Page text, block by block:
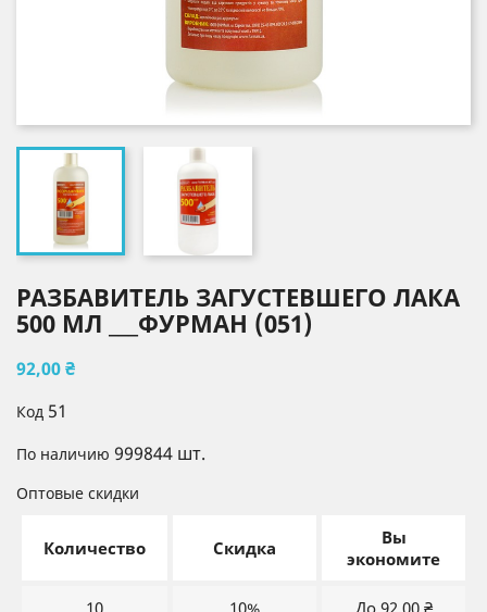
РАЗБАВИТЕЛЬ ЗАГУСТЕВШЕГО ЛАКА
500 МЛ ___ФУРМАН (051)
92,00 ₴
Код 51
По наличию 999844 шт.
Оптовые скидки
Количество Скидка
Вы
экономите
10 10% До 92,00 ₴